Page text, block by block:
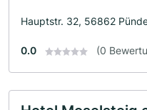
Hauptstr. 32, 56862
0.0 (0